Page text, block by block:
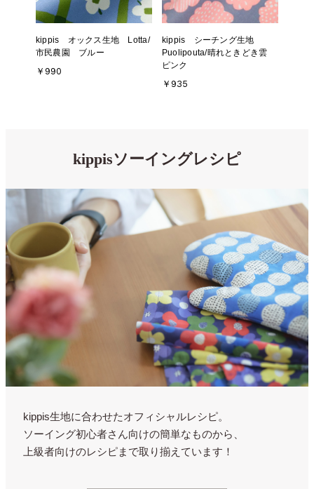
kippis オックス生地 Lotta/
市民農園 ブルー
￥990
kippis シーチング生地
Puolipouta/晴れときどき雲
ピンク
￥935
kippisソーイングレシピ
kippis生地に合わせたオフィシャルレシピ。
ソーイング初心者さん向けの簡単なものから、
上級者向けのレシピまで取り揃えています！